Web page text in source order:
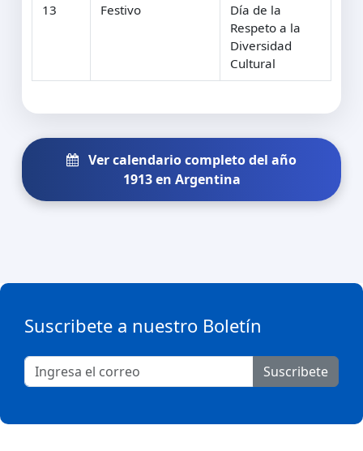
13 Festivo
Día de la
Respeto a la
Diversidad
Cultural
Ver calendario completo del año
1913 en Argentina
Suscribete a nuestro Boletín
Suscribete